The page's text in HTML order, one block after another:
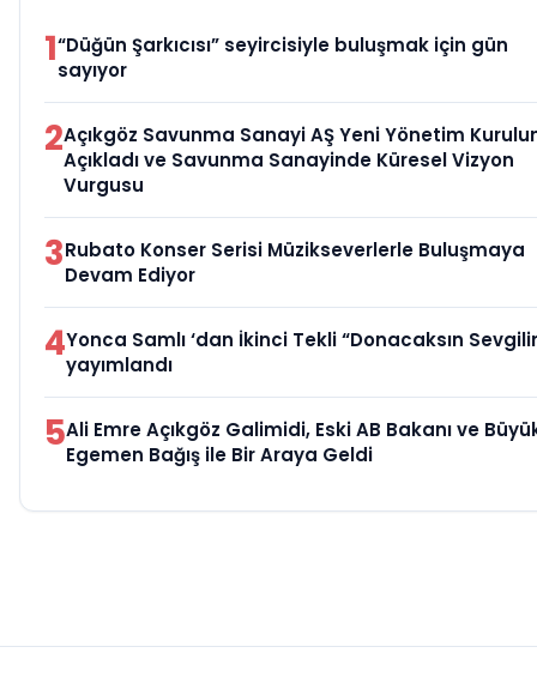
1“Düğün Şarkıcısı” seyircisiyle buluşmak için gün
sayıyor
2Açıkgöz Savunma Sanayi AŞ Yeni Yönetim
Açıkladı ve Savunma Sanayinde Küresel Vizyon
Vurgusu
3Rubato Konser Serisi Müzikseverlerle Buluşmaya
Devam Ediyor
4Yonca Samlı ‘dan İkinci Tekli “Donacaksın
yayımlandı
5Ali Emre Açıkgöz Galimidi, Eski AB Bakanı ve
Egemen Bağış ile Bir Araya Geldi